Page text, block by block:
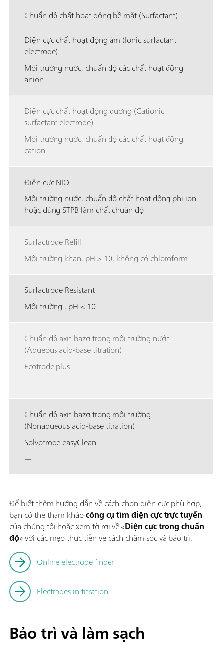
Chuẩn độ chất hoạt động bề mặt (Surfactant)
Điện cực chất hoạt động âm (Ionic surfactant
electrode)
Môi trường nước, chuẩn độ các chất hoạt động
anion
Điện cực chất hoạt động dương (Cationic
surfactant electrode)
Môi trường nước, chuẩn độ các chất hoạt động
cation
Điện cực NIO
Môi trường nước, chuẩn độ chất hoạt động phi ion
hoặc dùng STPB làm chất chuẩn độ
Surfactrode Refill
Môi trường khan, pH > 10, không có chloroform
Surfactrode Resistant
Môi trường , pH < 10
Chuẩn độ axit-bazơ trong môi trường nước
(Aqueous acid-base titration)
Ecotrode plus
—
Chuẩn độ axit-bazơ trong môi trường
(Nonaqueous acid-base titration)
Solvotrode easyClean
—
Để biết thêm hướng dẫn về cách chọn điện cực phù hợp,
bạn có thể tham khảocông cụ tìm điện cực trực tuyến
của chúng tôi hoặc xem tờ rơi về «Điện cực trong chuẩn
độ» với các mẹo thực tiễn về cách chăm sóc và bảo trì.
Online electrode finder
Electrodes in titration
Bảo trì và làm sạch